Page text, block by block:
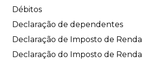
Débitos
Declaração de dependentes
Declaração de Imposto de Renda
Declaração do Imposto de Renda